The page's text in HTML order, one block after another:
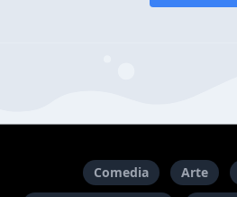
Comedia Arte